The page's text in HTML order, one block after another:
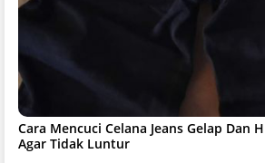
Cara Mencuci Celana Jeans Gelap Dan
Agar Tidak Luntur